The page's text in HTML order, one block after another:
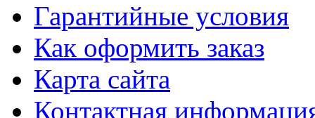
Гарантийные условия
Как оформить заказ
Карта сайта
Контактная